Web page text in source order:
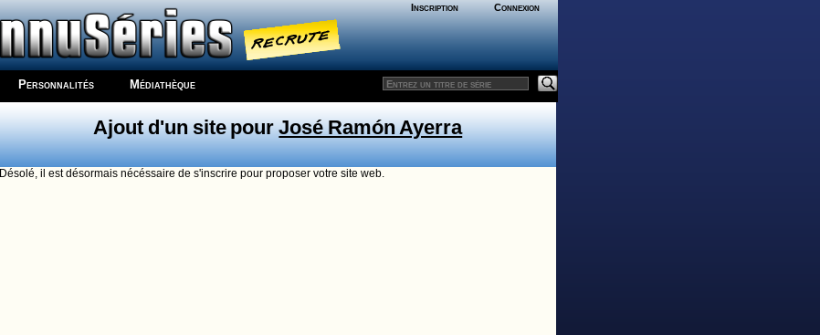
Inscription Connexion
Personnalités Médiathèque
Ajout d'un site pourJosé Ramón Ayerra
Désolé, il est désormais nécéssaire de s'inscrire pour proposer votre site web.